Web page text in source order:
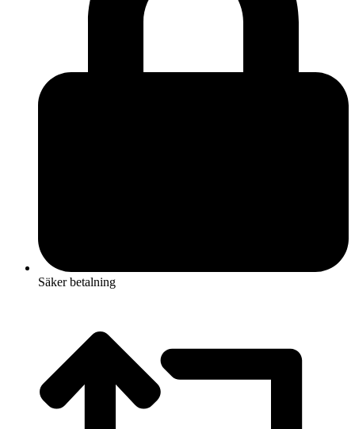
Säker betalning